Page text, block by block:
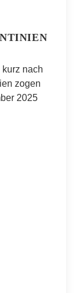
nach
zogen
2025